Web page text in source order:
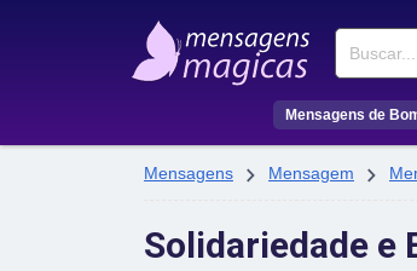
Mensagens de
Mensagens  Mensagem 
Solidariedade e